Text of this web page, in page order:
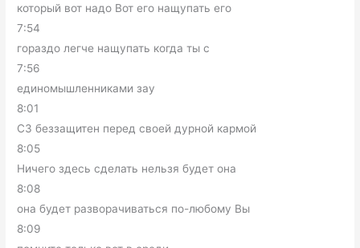
который вот надо Вот его нащупать его
7:54
гораздо легче нащупать когда ты с
7:56
единомышленниками зау
8:01
СЗ беззащитен перед своей дурной кармой
8:05
Ничего здесь сделать нельзя будет она
8:08
она будет разворачиваться по-любому Вы
8:09